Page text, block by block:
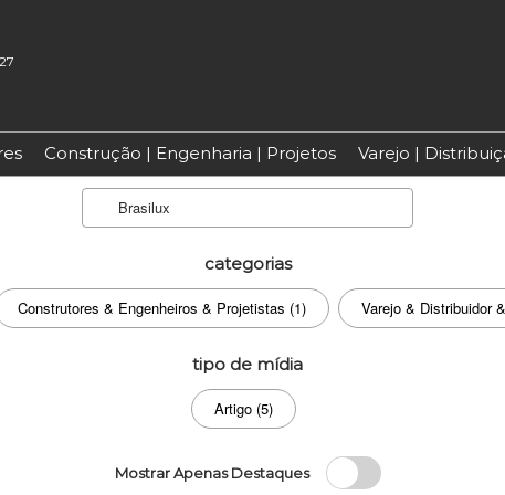
Construção | Engenharia | Projetos Varejo |
categorias
Construtores & Engenheiros & Projetistas (1) Varejo & Distribuidor
tipo de mídia
Artigo (5)
Mostrar Apenas Destaques